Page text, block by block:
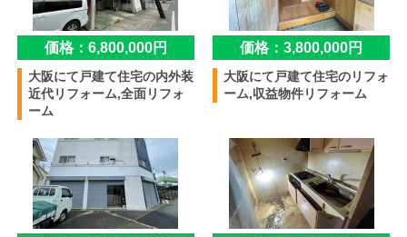
価格：6,800,000円
大阪にて戸建て住宅の内外装
近代リフォーム,全面リフォ
ーム
価格：3,800,000円
大阪にて戸建て住宅のリフォ
ーム,収益物件リフォーム